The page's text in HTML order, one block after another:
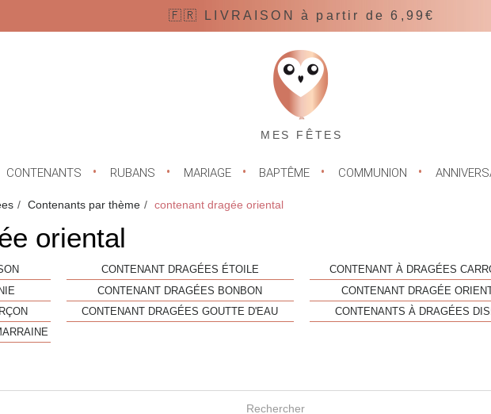
🇫🇷 LIVRAISON à partir de 6,99€
MES FÊTES
CONTENANTS RUBANS MARIAGE BAPTÊME COMMUNION
Contenants par thème contenant dragée oriental
oriental
CONTENANT DRAGÉES ÉTOILE CONTENANT À DRAGÉES
CONTENANT DRAGÉES BONBON CONTENANT DRAGÉE
CONTENANT DRAGÉES GOUTTE D'EAU CONTENANTS À DRAGÉES